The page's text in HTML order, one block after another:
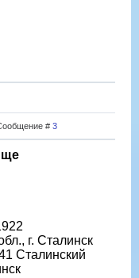
# 3
г. Сталинск
Сталинский